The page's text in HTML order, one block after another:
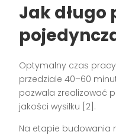
Jak długo
Optymalny czas pracy
przedziale 40–60
pozwala zrealizować
jakości wysiłku [2].
Na etapie budowania